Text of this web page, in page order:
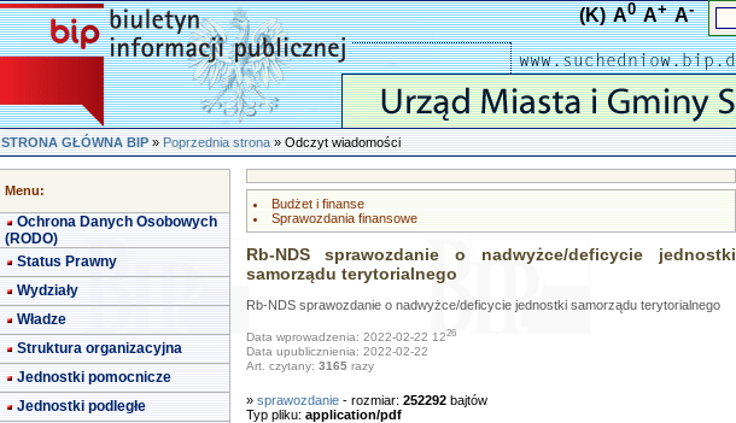
(K) A0 A+ A-
STRONA GŁÓWNA BIP»Poprzednia strona» Odczyt wiadomości
Menu:
Ochrona Danych Osobowych
(RODO)
Status Prawny
Wydziały
Władze
Struktura organizacyjna
Jednostki pomocnicze
Jednostki podległe
Budżet i finanse
Sprawozdania finansowe
Rb-NDS sprawozdanie o nadwyżce/deficycie jednostki
samorządu terytorialnego
Rb-NDS sprawozdanie o nadwyżce/deficycie jednostki samorządu terytorialnego
Data wprowadzenia: 2022-02-22 1226
Data upublicznienia: 2022-02-22
Art. czytany: 3165razy
» sprawozdanie- rozmiar: 252292bajtów
Typ pliku: application/pdf